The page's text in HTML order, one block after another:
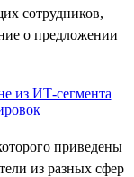
сотрудников,
о предложении
приведены
из разных сфер